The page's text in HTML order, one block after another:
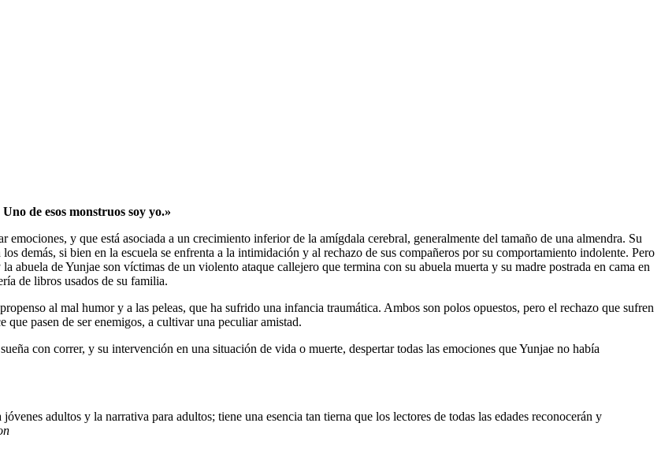
de esos monstruos soy yo.»
y que está asociada a un crecimiento inferior de la amígdala cerebral, generalmente del tamaño de una almendra. Su
demás, si bien en la escuela se enfrenta a la intimidación y al rechazo de sus compañeros por su comportamiento indolente. Pero
abuela de Yunjae son víctimas de un violento ataque callejero que termina con su abuela muerta y su madre postrada en cama en
de libros usados de su familia.
al mal humor y a las peleas, que ha sufrido una infancia traumática. Ambos son polos opuestos, pero el rechazo que sufren
pasen de ser enemigos, a cultivar una peculiar amistad.
con correr, y su intervención en una situación de vida o muerte, despertar todas las emociones que Yunjae no había
adultos y la narrativa para adultos; tiene una esencia tan tierna que los lectores de todas las edades reconocerán y